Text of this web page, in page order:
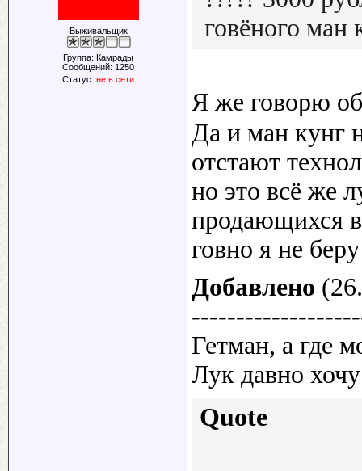
Выживальщик
Группа: Камрады
Сообщений: 1250
Статус: не в сети
говёного ман
Я же говорю
Да и ман кунг
отстают
но это всё же
продающихся
говно я не
Добавлено
Гетман, а где
Лук давно
Quote